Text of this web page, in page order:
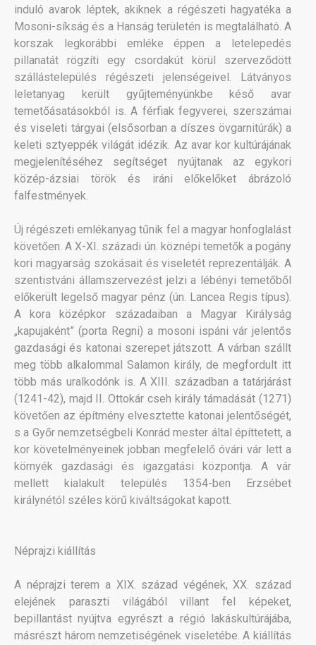
induló avarok léptek, akiknek a régészeti hagyatéka a
Mosoni-síkság és a Hanság területén is megtalálható. A
korszak legkorábbi emléke éppen a letelepedés
pillanatát rögzíti egy csordakút körül szerveződött
szállástelepülés régészeti jelenségeivel. Látványos
leletanyag került gyűjteményünkbe késő avar
temetőásatásokból is. A férfiak fegyverei, szerszámai
és viseleti tárgyai (elsősorban a díszes övgarnitúrák) a
keleti sztyeppék világát idézik. Az avar kor kultúrájának
megjelenítéséhez segítséget nyújtanak az egykori
közép-ázsiai török és iráni előkelőket ábrázoló
falfestmények.
Új régészeti emlékanyag tűnik fel a magyar honfoglalást
követően. A X-XI. századi ún. köznépi temetők a pogány
kori magyarság szokásait és viseletét reprezentálják. A
szentistváni államszervezést jelzi a lébényi temetőből
előkerült legelső magyar pénz (ún. Lancea Regis típus).
A kora középkor századaiban a Magyar Királyság
„kapujaként” (porta Regni) a mosoni ispáni vár jelentős
gazdasági és katonai szerepet játszott. A várban szállt
meg több alkalommal Salamon király, de megfordult itt
több más uralkodónk is. A XIII. században a tatárjárást
(1241-42), majd II. Ottokár cseh király támadását (1271)
követően az építmény elvesztette katonai jelentőségét,
s a Győr nemzetségbeli Konrád mester által építtetett, a
kor követelményeinek jobban megfelelő óvári vár lett a
környék gazdasági és igazgatási központja. A vár
mellett kialakult település 1354-ben Erzsébet
királynétól széles körű kiváltságokat kapott.
Néprajzi kiállítás
A néprajzi terem a XIX. század végének, XX. század
elejének paraszti világából villant fel képeket,
bepillantást nyújtva egyrészt a régió lakáskultúrájába,
másrészt három nemzetiségének viseletébe. A kiállítás